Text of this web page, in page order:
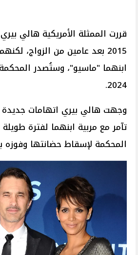
قررت الممثلة الأمريكية هالي
2015 بعد عامين من الزواج،
ابنهما "ماسيو"، وستُصدر
2024.
وجهت هالي بيري اتهامات جديدة
تآمر مع مربية ابنهما لفترة
المحكمة لإسقاط حضانتها وفوزه